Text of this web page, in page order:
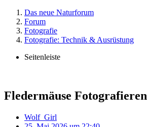
Das neue Naturforum
Forum
Fotografie
Fotografie: Technik & Ausrüstung
Seitenleiste
Fledermäuse Fotografieren
Wolf_Girl